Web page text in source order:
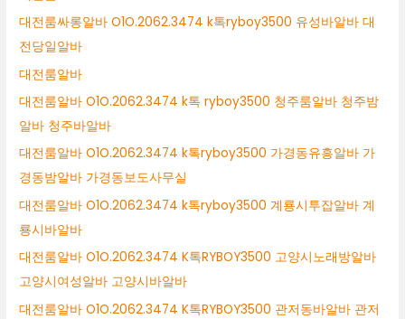
대전룸싸롱알바 O1O.2062.3474 k톡ryboy3500 유성바알바 대
전당일알바
대전룸알바
대전룸알바 O1O.2062.3474 k톡 ryboy3500 청주룸알바 청주밤
알바 청주바알바
대전룸알바 O1O.2062.3474 k톡ryboy3500 가경동유흥알바 가
경동밤알바 가경동보도사무실
대전룸알바 O1O.2062.3474 k톡ryboy3500 계룡시투잡알바 계
룡시바알바
대전룸알바 O1O.2062.3474 K톡RYBOY3500 고양시노래방알바
고양시여성알바 고양시바알바
대전룸알바 O1O.2062.3474 K톡RYBOY3500 관저동바알바 관저